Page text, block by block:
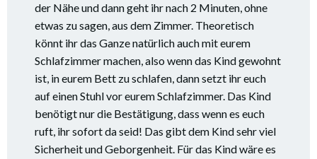
der Nähe und dann geht ihr nach 2 Minuten, ohne
etwas zu sagen, aus dem Zimmer. Theoretisch
könnt ihr das Ganze natürlich auch mit eurem
Schlafzimmer machen, also wenn das Kind gewohnt
ist, in eurem Bett zu schlafen, dann setzt ihr euch
auf einen Stuhl vor eurem Schlafzimmer. Das Kind
benötigt nur die Bestätigung, dass wenn es euch
ruft, ihr sofort da seid! Das gibt dem Kind sehr viel
Sicherheit und Geborgenheit. Für das Kind wäre es